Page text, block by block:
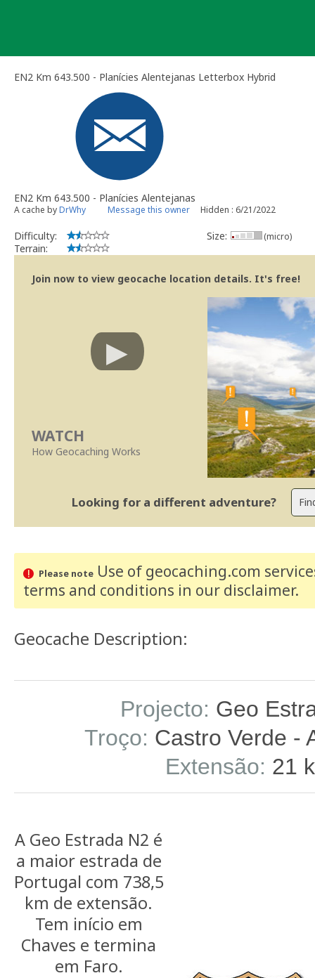
EN2 Km 643.500 - Planícies Alentejanas Letterbox Hybrid
EN2 Km 643.500 - Planícies Alentejanas
A cache byDrWhy Message this owner Hidden : 6/21/2022
Difficulty:
Terrain:
Size: (micro)
Join now to view geocache location details. It's free!
WATCH
How Geocaching Works
Looking for a different adventure?
Please noteUse of geocaching.com
terms and conditions in our disclaimer.
Geocache Description:
Projecto: Geo
Troço: Castro Verde -
Extensão: 21
A Geo Estrada N2 é
a maior estrada de
Portugal com 738,5
km de extensão.
Tem início em
Chaves e termina
em Faro.